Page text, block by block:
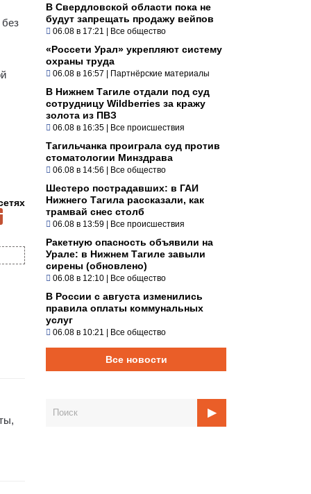
В Свердловской области пока не
будут запрещать продажу вейпов
06.08 в 17:21 | Все общество
«Россети Урал» укрепляют систему
охраны труда
06.08 в 16:57 | Партнёрские материалы
В Нижнем Тагиле отдали под суд
сотрудницу Wildberries за кражу
золота из ПВЗ
06.08 в 16:35 | Все происшествия
Тагильчанка проиграла суд против
стоматологии Минздрава
06.08 в 14:56 | Все общество
Шестеро пострадавших: в ГАИ
Нижнего Тагила рассказали, как
трамвай снес столб
06.08 в 13:59 | Все происшествия
Ракетную опасность объявили на
Урале: в Нижнем Тагиле завыли
сирены (обновлено)
06.08 в 12:10 | Все общество
В России с августа изменились
правила оплаты коммунальных
услуг
06.08 в 10:21 | Все общество
Все новости